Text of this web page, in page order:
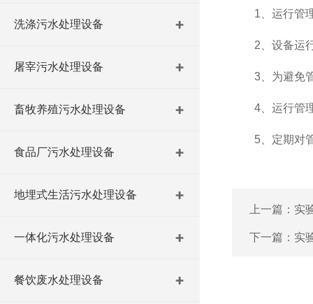
洗涤污水处理设备
屠宰污水处理设备
畜牧养殖污水处理设备
食品厂污水处理设备
地埋式生活污水处理设备
一体化污水处理设备
餐饮废水处理设备
1、运行管理
2、设备运行
3、为避免管
4、运行管理
5、定期对管
上一篇： 实
下一篇： 实